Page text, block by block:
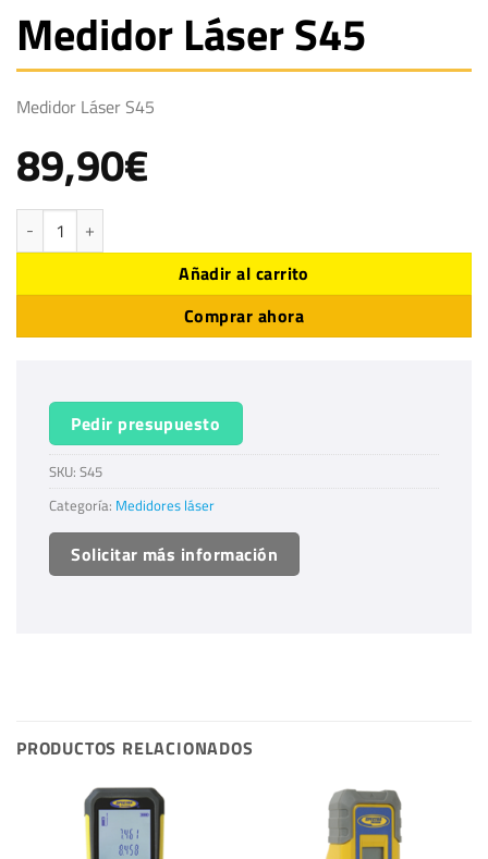
Medidor Láser S45
Medidor Láser S45
89,90€
Medidor Láser S45 cantidad
Añadir al carrito
Comprar ahora
Pedir presupuesto
SKU: S45
Categoría: Medidores láser
Solicitar más información
PRODUCTOS RELACIONADOS